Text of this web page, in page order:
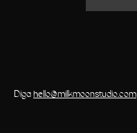
Digahello@milkmoonstudio.com